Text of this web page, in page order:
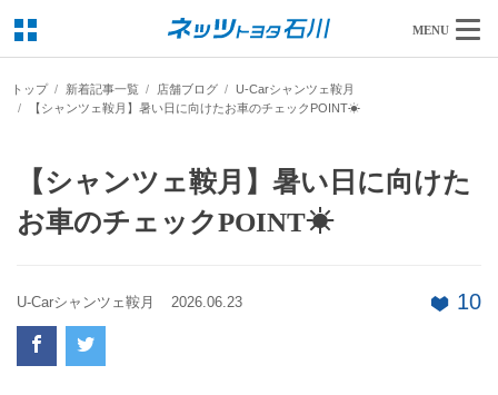
MENU
トップ 新着記事一覧 店舗ブログ
U-Carシャンツェ鞍月
【シャンツェ鞍月】暑い日に向けたお車のチェックPOINT☀
【シャンツェ鞍月】暑い日に向けた
お車のチェックPOINT☀
U-Carシャンツェ鞍月 2026.06.23 10